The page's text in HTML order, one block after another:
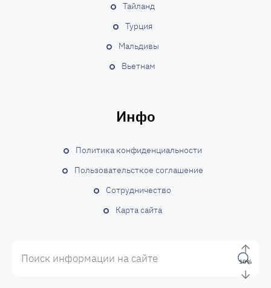
Тайланд
Турция
Мальдивы
Вьетнам
Инфо
Политика конфиденциальности
Пользовательсткое соглашение
Сотрудничество
Карта сайта
10%